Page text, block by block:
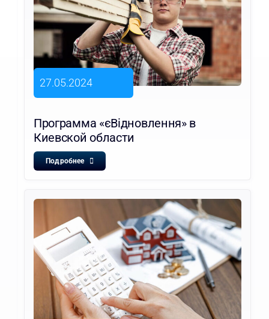
27.05.2024
Программа «єВідновлення» в
Киевской области
Подробнее